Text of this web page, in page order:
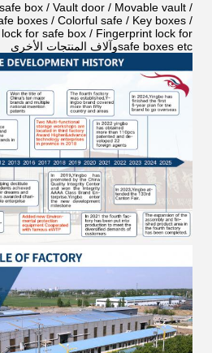
box / Vault door / Movable vault /
boxes / Colorful safe / Key boxes /
for safe box / Fingerprint lock for
safe boxes etcوآلاف المنتجات الأخرى